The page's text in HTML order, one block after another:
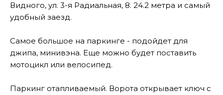
Видного, ул. 3-я Радиальная, 8. 24.2 метра и самый
удобный заезд.
Самое большое на паркинге - подойдет для
джипа, минивэна. Еще можно будет поставить
мотоцикл или велосипед.
Паркинг отапливаемый. Ворота открывает ключ с